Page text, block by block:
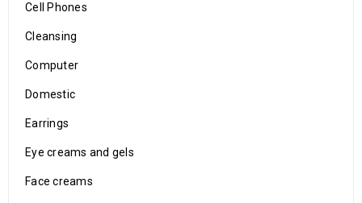
Cell Phones
Cleansing
Computer
Domestic
Earrings
Eye creams and gels
Face creams